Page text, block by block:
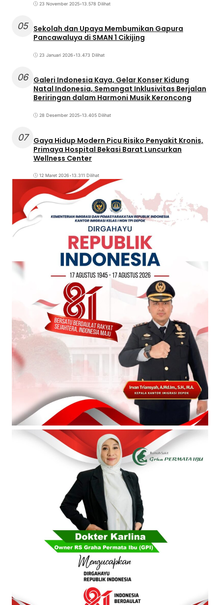
23 November 2025•13.578 Dilihat
05 Sekolah dan Upaya Membumikan Gapura
Pancawaluya di SMAN 1 Cikijing
23 Januari 2026•13.473 Dilihat
06 Galeri Indonesia Kaya, Gelar Konser Kidung
Natal Indonesia, Semangat Inklusivitas Berjalan
Beriringan dalam Harmoni Musik Keroncong
28 Desember 2025•13.405 Dilihat
07
Gaya Hidup Modern Picu Risiko Penyakit Kronis,
Primaya Hospital Bekasi Barat Luncurkan
Wellness Center
12 Maret 2026•13.311 Dilihat